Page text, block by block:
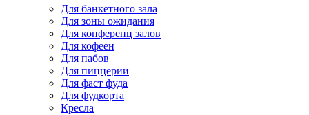
Для банкетного зала
Для зоны ожидания
Для конференц залов
Для кофеен
Для пабов
Для пиццерии
Для фаст фуда
Для фудкорта
Кресла